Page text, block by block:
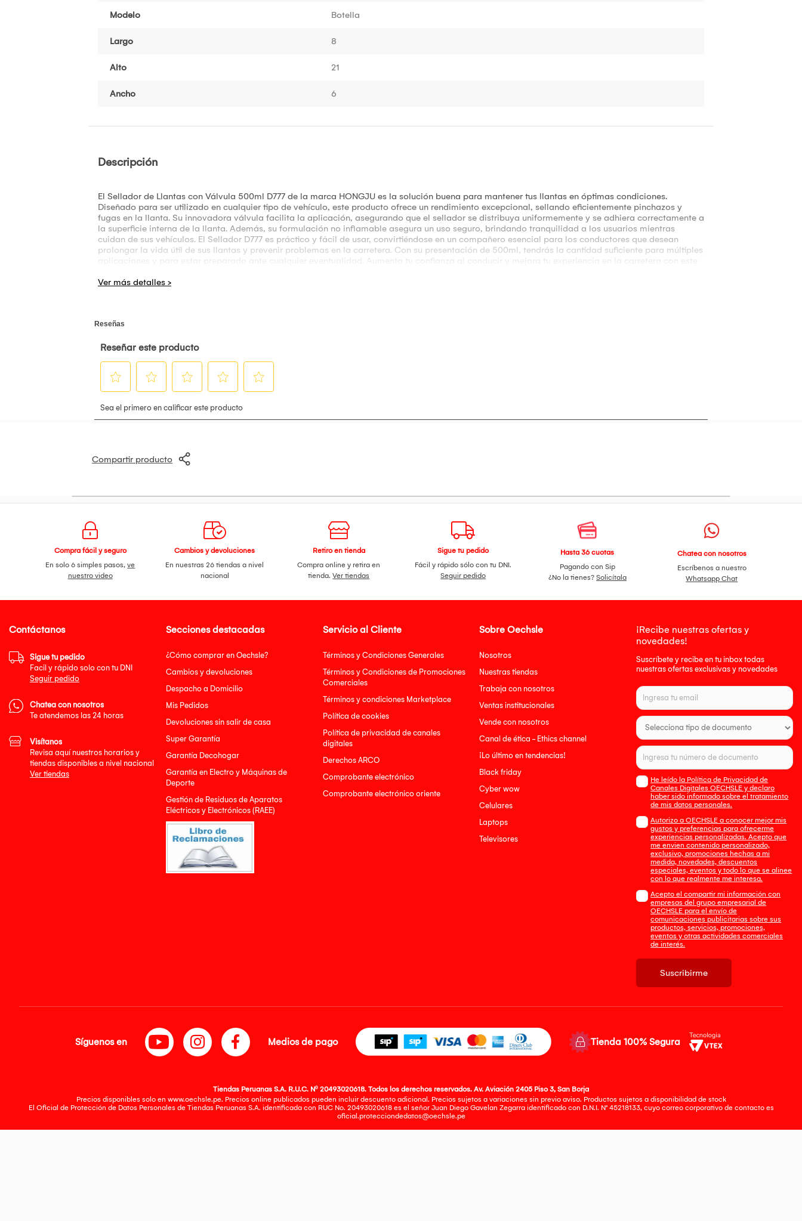
Modelo Botella
Largo 8
Alto 21
Ancho 6
Descripción
El Sellador de Llantas con Válvula 500ml D777 de la marca HONGJU es la solución buena para mantener tus llantas en óptimas condiciones.
Diseñado para ser utilizado en cualquier tipo de vehículo, este producto ofrece un rendimiento excepcional, sellando eficientemente pinchazos y
fugas en la llanta. Su innovadora válvula facilita la aplicación, asegurando que el sellador se distribuya uniformemente y se adhiera correctamente a
la superficie interna de la llanta. Además, su formulación no inflamable asegura un uso seguro, brindando tranquilidad a los usuarios mientras
cuidan de sus vehículos. El Sellador D777 es práctico y fácil de usar, convirtiéndose en un compañero esencial para los conductores que desean
prolongar la vida útil de sus llantas y prevenir problemas en la carretera. Con su presentación de 500ml, tendrás la cantidad suficiente para múltiples
aplicaciones y para estar preparado ante cualquier eventualidad. Aumenta tu confianza al conducir y mejora tu experiencia en la carretera con este
Compartir producto
Compra fácil y seguro
En solo 6 simples pasos,ve
nuestro video
Cambios y devoluciones
En nuestras 26 tiendas a nivel
nacional
Retiro en tienda
Compra online y retira en
tienda.Ver tiendas
Sigue tu pedido
Fácil y rápido sólo con tu DNI.
Seguir pedido
Hasta 36 cuotas
Pagando con Sip
¿No la tienes? Solicítala
Chatea con nosotros
Escríbenos a nuestro
Whatsapp Chat
Secciones destacadas
¿Cómo comprar en Oechsle?
Cambios y devoluciones
Despacho a Domicilio
Mis Pedidos
Devoluciones sin salir de casa
Super Garantía
Garantía Decohogar
Garantía en Electro y Máquinas de
Deporte
Gestión de Residuos de Aparatos
Eléctricos y Electrónicos (RAEE)
Servicio al Cliente
Términos y Condiciones Generales
Términos y Condiciones de Promociones
Comerciales
Términos y condiciones Marketplace
Política de cookies
Política de privacidad de canales
digitales
Derechos ARCO
Comprobante electrónico
Comprobante electrónico oriente
Sobre Oechsle
Nosotros
Nuestras tiendas
Trabaja con nosotros
Ventas institucionales
Vende con nosotros
Canal de ética - Ethics channel
¡Lo último en tendencias!
Black friday
Cyber wow
Celulares
Laptops
Televisores
¡Recibe nuestras ofertas y
novedades!
Suscríbete y recibe en tu inbox todas
nuestras ofertas exclusivas y novedades
He leído la Política de Privacidad de
Canales Digitales OECHSLE y declaro
haber sido informado sobre el tratamiento
de mis datos personales.
Autorizo a OECHSLE a conocer mejor mis
gustos y preferencias para ofrecerme
experiencias personalizadas. Acepto que
me envien contenido personalizado,
exclusivo, promociones hechas a mi
medida, novedades, descuentos
especiales, eventos y todo lo que se alinee
con lo que realmente me interesa.
Acepto el compartir mi información con
empresas del grupo empresarial de
OECHSLE para el envío de
comunicaciones publicitarias sobre sus
productos, servicios, promociones,
eventos y otras actividades comerciales
de interés.
Suscribirme
Contáctanos
Sigue tu pedido
Facil y rápido solo con tu DNI
Seguir pedido
Chatea con nosotros
Te atendemos las 24 horas
Visítanos
Revisa aquí nuestros horarios y
tiendas disponibles a nivel nacional
Ver tiendas
Síguenos en Medios de pago Tienda 100% Segura
Tiendas Peruanas S.A. R.U.C. Nº 20493020618. Todos los derechos reservados. Av. Aviación 2405 Piso 3, San Borja
Precios disponibles solo en www.oechsle.pe. Precios online publicados pueden incluir descuento adicional. Precios sujetos a variaciones sin previo aviso. Productos sujetos a disponibilidad de stock
El Oficial de Protección de Datos Personales de Tiendas Peruanas S.A. identificada con RUC No. 20493020618 es el señor Juan Diego Gavelan Zegarra identificado con D.N.I. N° 45218133, cuyo correo corporativo de contacto es
oficial.protecciondedatos@oechsle.pe